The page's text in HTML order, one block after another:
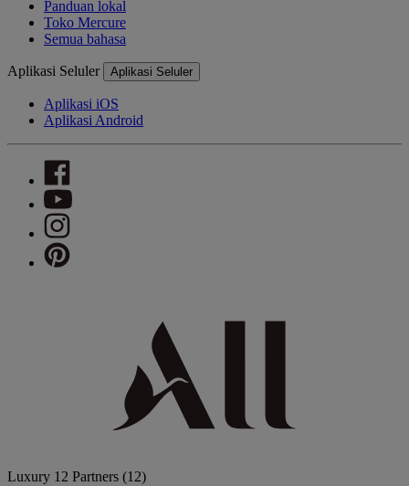
Panduan lokal
Toko Mercure
Semua bahasa
Aplikasi Seluler Aplikasi Seluler
Aplikasi iOS
Aplikasi Android
Luxury 12 Partners (12)